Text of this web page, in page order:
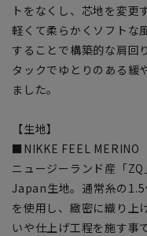
トをなくし、芯地を変更
軽くて柔らかくソフトな
することで構築的な肩回
タックでゆとりのある緩
ました。
【生地】
■NIKKE FEEL MERINO
ニュージーランド産「
Japan生地。通常糸の
を使用し、緻密に織り上
いや仕上げ工程を施す事